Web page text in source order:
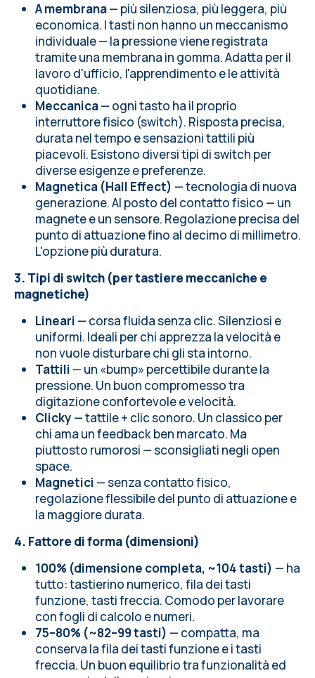
A membrana— più silenziosa, più leggera, più
economica. I tasti non hanno un meccanismo
individuale — la pressione viene registrata
tramite una membrana in gomma. Adatta per il
lavoro d'ufficio, l'apprendimento e le attività
quotidiane.
Meccanica— ogni tasto ha il proprio
interruttore fisico (switch). Risposta precisa,
durata nel tempo e sensazioni tattili più
piacevoli. Esistono diversi tipi di switch per
diverse esigenze e preferenze.
Magnetica (Hall Effect) — tecnologia di nuova
generazione. Al posto del contatto fisico — un
magnete e un sensore. Regolazione precisa del
punto di attuazione fino al decimo di millimetro.
L'opzione più duratura.
3. Tipi di switch (per tastiere meccaniche e
magnetiche)
Lineari — corsa fluida senza clic. Silenziosi e
uniformi. Ideali per chi apprezza la velocità e
non vuole disturbare chi gli sta intorno.
Tattili — un «bump» percettibile durante la
pressione. Un buon compromesso tra
digitazione confortevole e velocità.
Clicky — tattile + clic sonoro. Un classico per
chi ama un feedback ben marcato. Ma
piuttosto rumorosi — sconsigliati negli open
space.
Magnetici — senza contatto fisico,
regolazione flessibile del punto di attuazione e
la maggiore durata.
4. Fattore di forma (dimensioni)
100% (dimensione completa, ~104 tasti) — ha
tutto: tastierino numerico, fila dei tasti
funzione, tasti freccia. Comodo per lavorare
con fogli di calcolo e numeri.
75–80% (~82–99 tasti) — compatta, ma
conserva la fila dei tasti funzione e i tasti
freccia. Un buon equilibrio tra funzionalità ed